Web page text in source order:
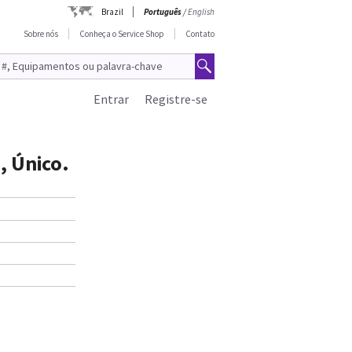
Brazil Português/English
Sobre nós
Conheça o Service Shop Contato
Registre-se
Entrar
Único.